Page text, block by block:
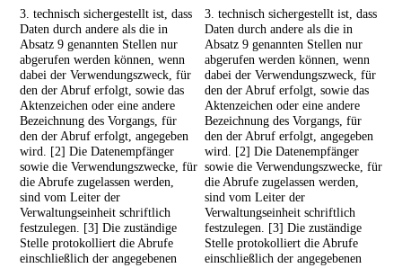
3. technisch sichergestellt ist, dass
Daten durch andere als die in
Absatz 9 genannten Stellen nur
abgerufen werden können, wenn
dabei der Verwendungszweck, für
den der Abruf erfolgt, sowie das
Aktenzeichen oder eine andere
Bezeichnung des Vorgangs, für
den der Abruf erfolgt, angegeben
wird. [2] Die Datenempfänger
sowie die Verwendungszwecke, für
die Abrufe zugelassen werden,
sind vom Leiter der
Verwaltungseinheit schriftlich
festzulegen. [3] Die zuständige
Stelle protokolliert die Abrufe
einschließlich der angegebenen
3. technisch sichergestellt ist, dass
Daten durch andere als die in
Absatz 9 genannten Stellen nur
abgerufen werden können, wenn
dabei der Verwendungszweck, für
den der Abruf erfolgt, sowie das
Aktenzeichen oder eine andere
Bezeichnung des Vorgangs, für
den der Abruf erfolgt, angegeben
wird. [2] Die Datenempfänger
sowie die Verwendungszwecke, für
die Abrufe zugelassen werden,
sind vom Leiter der
Verwaltungseinheit schriftlich
festzulegen. [3] Die zuständige
Stelle protokolliert die Abrufe
einschließlich der angegebenen